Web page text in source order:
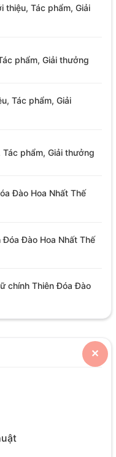
thiệu, Tác phẩm, Giải
phẩm, Giải thưởng
Tác phẩm, Giải
Tác phẩm, Giải thưởng
Đào Hoa Nhất Thế
Đào Hoa Nhất Thế
chính Thiên Đóa Đào
✕